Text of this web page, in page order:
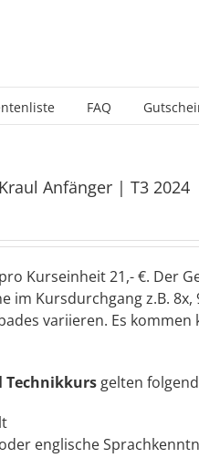
FAQ
Anfänger | T3 2024
Kurseinheit 21,- €. Der
im Kursdurchgang z.B. 8x,
variieren. Es
Technikkurs gelten
englische